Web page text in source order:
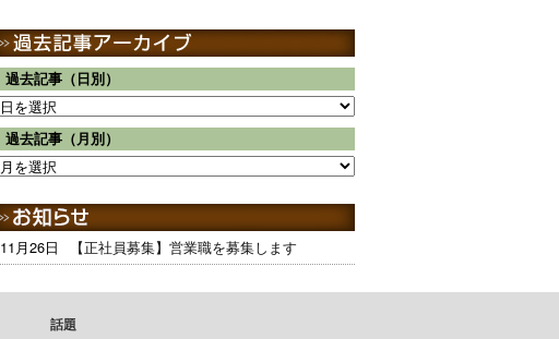
過去記事（日別）
過去記事（月別）
11月26日 【正社員募集】営業職を募集します
話題